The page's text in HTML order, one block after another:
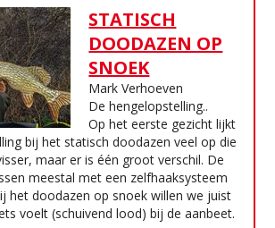
STATISCH
DOODAZEN OP
SNOEK
Mark Verhoeven
De hengelopstelling..
Op het eerste gezicht lijkt
bij het statisch doodazen veel op die
maar er is één groot verschil. De
meestal met een zelfhaaksysteem
het doodazen op snoek willen we juist
voelt (schuivend lood) bij de aanbeet.